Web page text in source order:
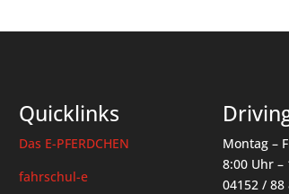
Quicklinks
Das E-PFERDCHEN
fahrschul-e
Montag –
8:00 Uhr –
04152 / 88